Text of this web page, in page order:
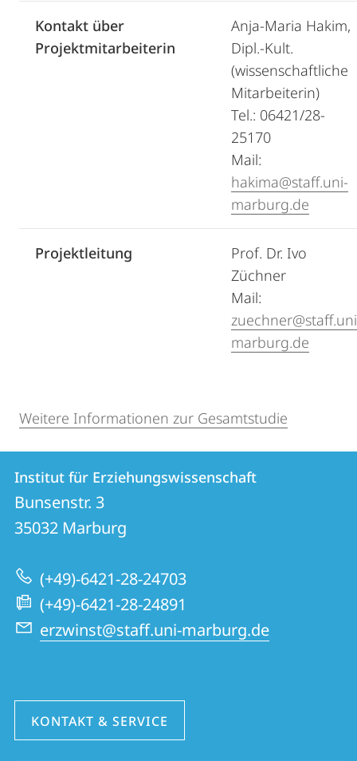
Kontakt über
Projektmitarbeiterin
Anja-Maria Hakim,
Dipl.-Kult.
(wissenschaftliche
Mitarbeiterin)
Tel.: 06421/28-
25170
Mail:
hakima@staff.uni-
marburg.de
Projektleitung
Prof. Dr. Ivo
Züchner
Mail:
marburg.de
Weitere Informationen zur Gesamtstudie
Kontakt
und
Informationen
zur
Website
Kontaktinformationen
Institut
für
Erziehungswissenschaft
Institut für Erziehungswissenschaft
Bunsenstr. 3
35032 Marburg
(+49)-6421-28-24703
(+49)-6421-28-24891
erzwinst@staff.uni-marburg.de
KONTAKT & SERVICE